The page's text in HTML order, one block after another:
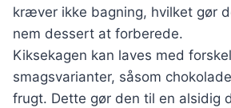
kræver ikke bagning, hvilket gør
nem dessert at forberede.
Kiksekagen kan laves med
smagsvarianter, såsom
frugt. Dette gør den til en alsidig